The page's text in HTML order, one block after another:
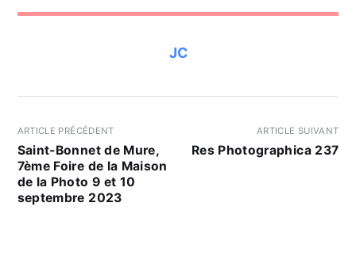
JC
ARTICLE PRÉCÉDENT
Saint-Bonnet de Mure,
7ème Foire de la Maison
de la Photo 9 et 10
septembre 2023
ARTICLE SUIVANT
Res Photographica 237